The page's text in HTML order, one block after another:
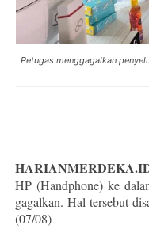
Petugas menggagalkan
HP (Handphone) ke
gagalkan. Hal tersebut
(07/08)